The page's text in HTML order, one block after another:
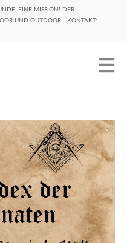
EINE MISSION! DER
UND OUTDOOR - KONTAKT: